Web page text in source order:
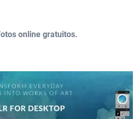
online gratuitos.